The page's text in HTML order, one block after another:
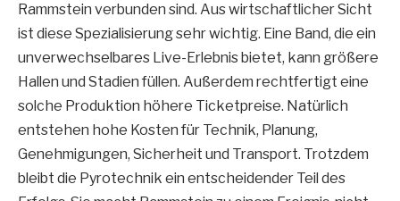
Rammstein verbunden sind. Aus wirtschaftlicher Sicht
ist diese Spezialisierung sehr wichtig. Eine Band, die ein
unverwechselbares Live-Erlebnis bietet, kann größere
Hallen und Stadien füllen. Außerdem rechtfertigt eine
solche Produktion höhere Ticketpreise. Natürlich
entstehen hohe Kosten für Technik, Planung,
Genehmigungen, Sicherheit und Transport. Trotzdem
bleibt die Pyrotechnik ein entscheidender Teil des